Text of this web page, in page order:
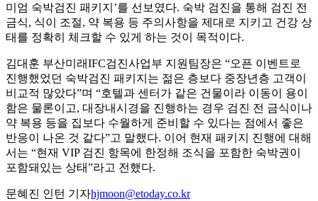
미엄 숙박검진 패키지’를 선보였다. 숙박 검진을 통해 검진 전
금식, 식이 조절, 약 복용 등 주의사항을 제대로 지키고 건강 상
태를 정확히 체크할 수 있게 하는 것이 목적이다.
김대훈 부산미래IFC검진사업부 지원팀장은 “오픈 이벤트로
진행했었던 숙박검진 패키지는 젊은 층보다 중장년층 고객이
비교적 많았다”며 “호텔과 센터가 같은 건물이라 이동이 용이
함은 물론이고, 대장내시경을 진행하는 경우 검진 전 금식이나
약 복용 등을 집보다 수월하게 준비할 수 있다는 점에서 좋은
반응이 나온 것 같다”고 말했다. 이어 현재 패키지 진행에 대해
서는 “현재 VIP 검진 항목에 한정해 조식을 포함한 숙박권이
포함돼있는 상태”라고 전했다.
문혜진 인턴 기자hjmoon@etoday.co.kr